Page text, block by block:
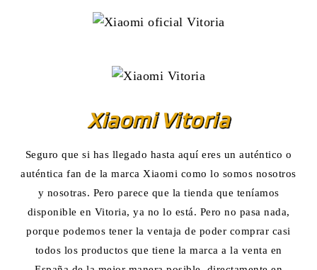
Xiaomi Vitoria
Seguro que si has llegado hasta aquí eres un auténtico o
auténtica fan de la marca Xiaomi como lo somos nosotros
y nosotras. Pero parece que la tienda que teníamos
disponible en Vitoria, ya no lo está. Pero no pasa nada,
porque podemos tener la ventaja de poder comprar casi
todos los productos que tiene la marca a la venta en